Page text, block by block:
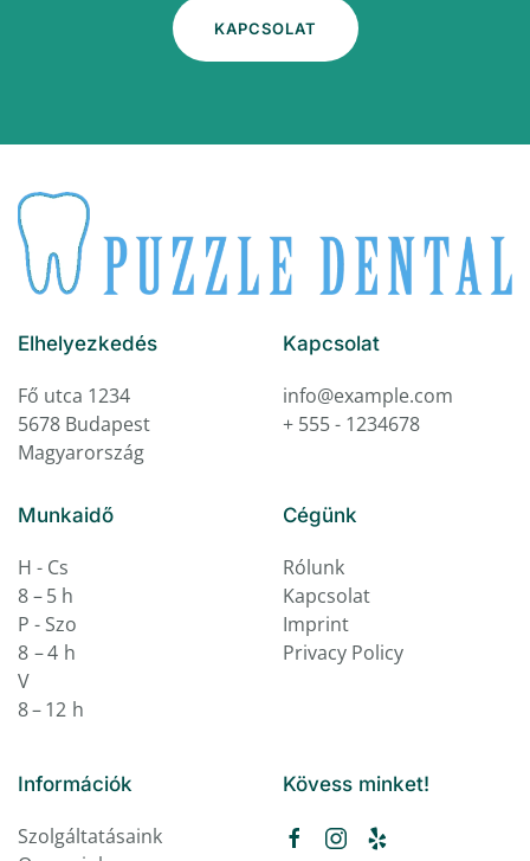
KAPCSOLAT
Elhelyezkedés
Fő utca 1234
5678 Budapest
Magyarország
Kapcsolat
info@example.com
+ 555 - 1234678
Munkaidő
H - Cs
8 – 5 h
P - Szo
8 – 4 h
V
8 – 12 h
Cégünk
Rólunk
Kapcsolat
Imprint
Privacy Policy
Információk
Szolgáltatásaink
Kövess minket!